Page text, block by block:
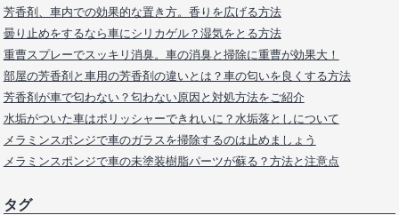
芳香剤、車内での効果的な置き方。香りを広げる方法
曇り止めをするなら車にシリカゲル？湿気をとる方法
重曹スプレーでスッキリ消臭。車の消臭と掃除に重曹が効果大！
部屋の芳香剤と車用の芳香剤の違いとは？車の匂いを良くする方法
芳香剤が車で匂わない？匂わない原因と対処方法をご紹介
水垢がついた車はポリッシャーできれいに？水垢落としについて
メラミンスポンジで車のガラスを掃除するのは止めましょう
メラミンスポンジで車の未塗装樹脂パーツが蘇る？方法と注意点
タグ